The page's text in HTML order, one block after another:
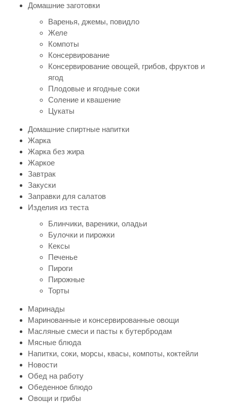
Домашние заготовки
Варенья, джемы, повидло
Желе
Компоты
Консервирование
Консервирование овощей, грибов, фруктов и
ягод
Плодовые и ягодные соки
Соление и квашение
Цукаты
Домашние спиртные напитки
Жарка
Жарка без жира
Жаркое
Завтрак
Закуски
Заправки для салатов
Изделия из теста
Блинчики, вареники, оладьи
Булочки и пирожки
Кексы
Печенье
Пироги
Пирожные
Торты
Маринады
Маринованные и консервированные овощи
Масляные смеси и пасты к бутербродам
Мясные блюда
Напитки, соки, морсы, квасы, компоты, коктейли
Новости
Обед на работу
Обеденное блюдо
Овощи и грибы